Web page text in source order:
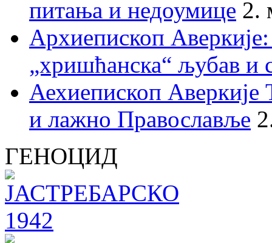
питања и недоумице 2.
Архиепископ
„хришћанска“ љубав и
Аехиепископ
и лажно Православље
ГЕНОЦИД